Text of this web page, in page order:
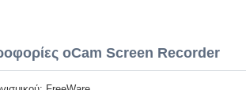
oCam Screen Recorder